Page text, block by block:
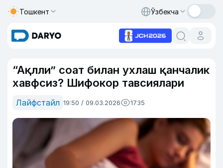
Тошкент Ўзбекча
“Ақлли” соат билан ухлаш қанчалик
хавфсиз? Шифокор тавсиялари
Лайфстайл 19:50 / 09.03.2026 1735